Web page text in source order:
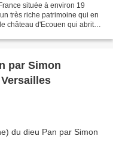
située à environ 19
très riche patrimoine qui en
château d'Ecouen qui abrite
par Simon